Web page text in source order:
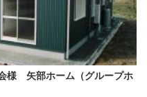
様 矢部ホーム（グループホ